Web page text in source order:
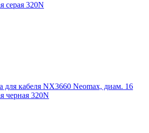
серая 320N
для кабеля NX3660 Neomax, диам. 16
черная 320N